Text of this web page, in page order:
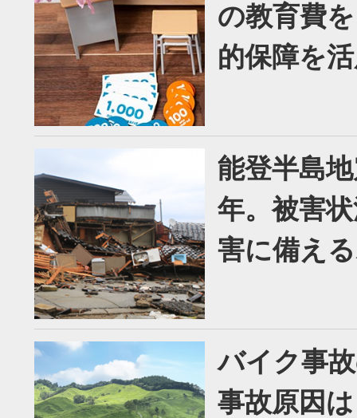
の教育費
的保障を
能登半島
年。被害
害に備え
バイク事
事故原因